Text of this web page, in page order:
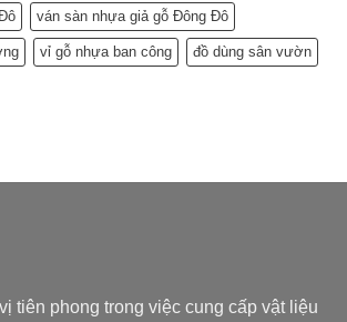
ván sàn nhựa giả gỗ Đông Đô
vỉ gỗ nhựa ban công đồ dùng sân vườn
tiên phong trong việc cung cấp vật liệu